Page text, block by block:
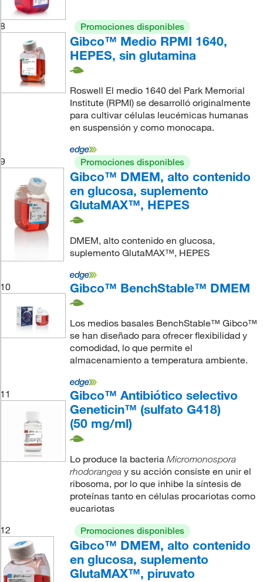
8 Promociones disponibles
Gibco™ Medio RPMI 1640,
HEPES, sin glutamina
Roswell El medio 1640 del Park Memorial
Institute (RPMI) se desarrolló originalmente
para cultivar células leucémicas humanas
en suspensión y como monocapa.
9 Promociones disponibles
Gibco™ DMEM, alto contenido
en glucosa, suplemento
GlutaMAX™, HEPES
DMEM, alto contenido en glucosa,
suplemento GlutaMAX™, HEPES
10 Gibco™ BenchStable™ DMEM
Los medios basales BenchStable™ Gibco™
se han diseñado para ofrecer flexibilidad y
comodidad, lo que permite el
almacenamiento a temperatura ambiente.
11
Gibco™ Antibiótico selectivo
Geneticin™ (sulfato G418)
(50 mg/ml)
Lo produce la bacteria Micromonospora
rhodorangeay su acción consiste en unir el
ribosoma, por lo que inhibe la síntesis de
proteínas tanto en células procariotas como
eucariotas
12
Promociones disponibles
Gibco™ DMEM, alto contenido
en glucosa, suplemento
GlutaMAX™, piruvato